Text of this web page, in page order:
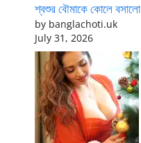
শ্বশুর বৌমাকে কোলে বসালো
by banglachoti.uk
July 31, 2026